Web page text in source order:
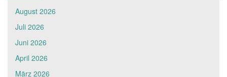
August 2026
Juli 2026
Juni 2026
April 2026
März 2026